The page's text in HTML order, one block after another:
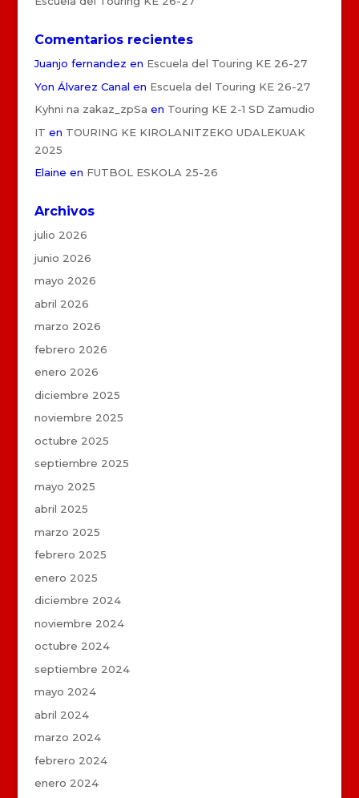
Comentarios recientes
Juanjo fernandez en Escuela del Touring KE 26-27
Yon Álvarez Canal en Escuela del Touring KE 26-27
Kyhni na zakaz_zpSa en Touring KE 2-1 SD Zamudio
IT en TOURING KE KIROLANITZEKO UDALEKUAK
2025
Elaine en FUTBOL ESKOLA 25-26
Archivos
julio 2026
junio 2026
mayo 2026
abril 2026
marzo 2026
febrero 2026
enero 2026
diciembre 2025
noviembre 2025
octubre 2025
septiembre 2025
mayo 2025
abril 2025
marzo 2025
febrero 2025
enero 2025
diciembre 2024
noviembre 2024
octubre 2024
septiembre 2024
mayo 2024
abril 2024
marzo 2024
febrero 2024
enero 2024